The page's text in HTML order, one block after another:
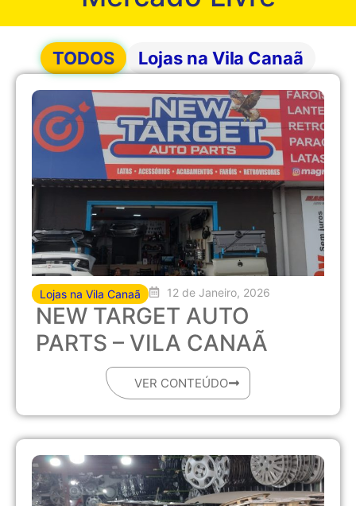
Lojas na Vila Canaã
TODOS
Lojas na Vila Canaã 12 de Janeiro, 2026
NEW TARGET AUTO
PARTS – VILA CANAÃ
VER CONTEÚDO